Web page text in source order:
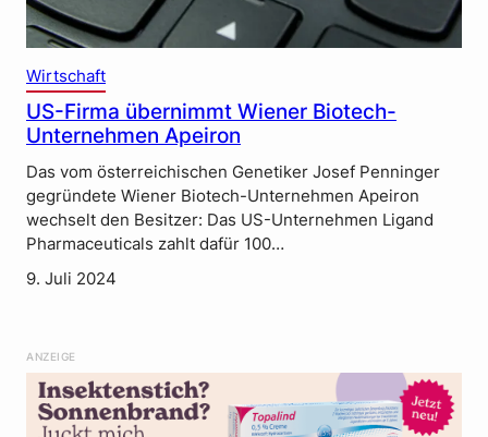
Wirtschaft
US-Firma übernimmt Wiener Biotech-
Unternehmen Apeiron
Das vom österreichischen Genetiker Josef Penninger
gegründete Wiener Biotech-Unternehmen Apeiron
wechselt den Besitzer: Das US-Unternehmen Ligand
Pharmaceuticals zahlt dafür 100…
9. Juli 2024
ANZEIGE